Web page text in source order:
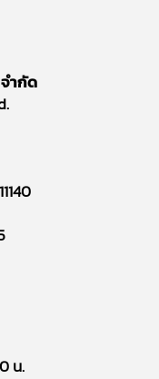
ำกัด
น.